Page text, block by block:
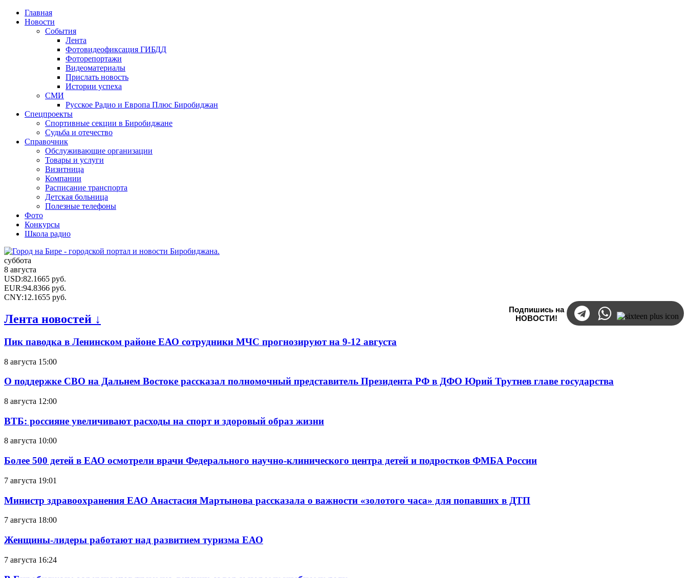
Главная
Новости
События
Лента
Фотовидеофиксация ГИБДД
Фоторепортажи
Видеоматериалы
Прислать новость
Истории успеха
СМИ
Русское Радио и Европа Плюс Биробиджан
Спецпроекты
Спортивные секции в Биробиджане
Судьба и отечество
Справочник
Обслуживающие организации
Товары и услуги
Визитница
Компании
Расписание транспорта
Детская больница
Полезные телефоны
Фото
Конкурсы
Школа радио
суббота
8 августа
USD:82.1665 руб.
EUR:94.8366 руб.
CNY:12.1655 руб.
Подпишись на
НОВОСТИ!
Лента новостей ↓
Пик паводка в Ленинском районе ЕАО сотрудники МЧС прогнозируют на 9-12 августа
8 августа 15:00
О поддержке СВО на Дальнем Востоке рассказал полномочный представитель Президента РФ в ДФО Юрий Трутнев главе государства
8 августа 12:00
ВТБ: россияне увеличивают расходы на спорт и здоровый образ жизни
8 августа 10:00
Более 500 детей в ЕАО осмотрели врачи Федерального научно-клинического центра детей и подростков ФМБА России
7 августа 19:01
Министр здравоохранения ЕАО Анастасия Мартынова рассказала о важности «золотого часа» для попавших в ДТП
7 августа 18:00
Женщины-лидеры работают над развитием туризма ЕАО
7 августа 16:24